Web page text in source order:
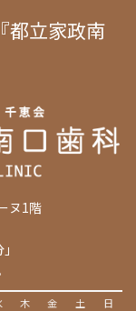
都立家政南
ヌ1階
木 金 土
日